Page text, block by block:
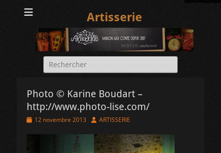
Artisserie
Rechercher :
Photo © Karine Boudart –
http://www.photo-lise.com/
Posted12 novembre 2013 Author
ARTISSERIE